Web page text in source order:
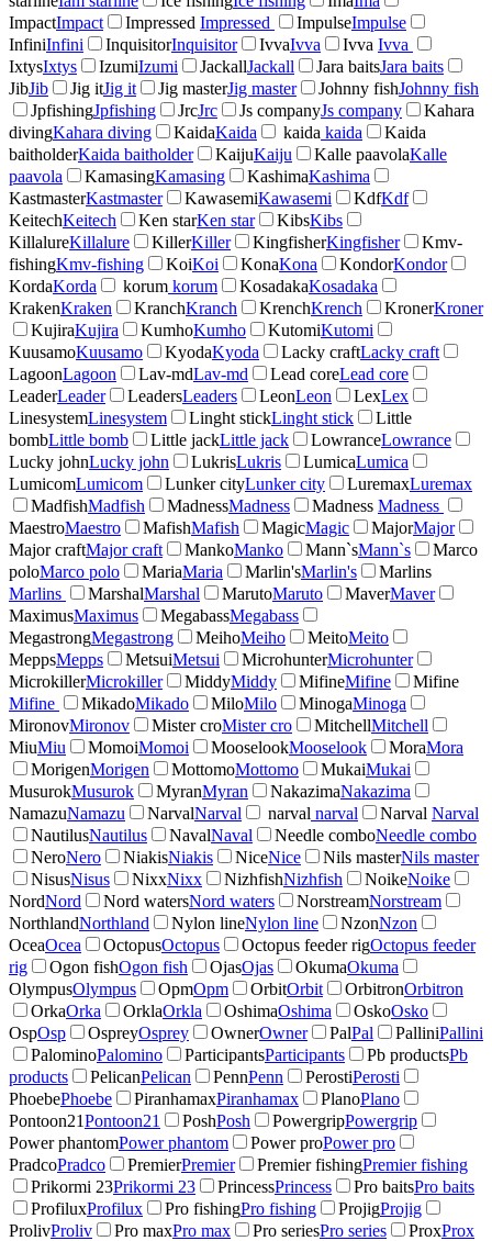
ImpactImpact Impressed Impressed ImpulseImpulse
InfiniInfini InquisitorInquisitor IvvaIvva Ivva Ivva
IxtysIxtys IzumiIzumi JackallJackall Jara baitsJara baits
JibJib Jig itJig it Jig masterJig master Johnny fishJohnny fish
JpfishingJpfishing JrcJrc Js companyJs company
Kahara
divingKahara diving KaidaKaida kaida kaida
Kaida
baitholderKaida baitholder KaijuKaiju Kalle paavolaKalle
paavola
KamasingKamasing KashimaKashima
KastmasterKastmaster KawasemiKawasemi KdfKdf
KeitechKeitech Ken starKen star KibsKibs
KillalureKillalure KillerKiller KingfisherKingfisher
Kmv-
fishingKmv-fishing KoiKoi KonaKona KondorKondor
KordaKorda korum korum KosadakaKosadaka
KrakenKraken KranchKranch KrenchKrench KronerKroner
KujiraKujira KumhoKumho KutomiKutomi
KuusamoKuusamo KyodaKyoda Lacky craftLacky craft
LagoonLagoon Lav-mdLav-md Lead coreLead core
LeaderLeader LeadersLeaders LeonLeon LexLex
LinesystemLinesystem Linght stickLinght stick
Little
bombLittle bomb Little jackLittle jack LowranceLowrance
Lucky johnLucky john LukrisLukris LumicaLumica
LumicomLumicom Lunker cityLunker city LuremaxLuremax
MadfishMadfish MadnessMadness Madness Madness
MaestroMaestro MafishMafish MagicMagic MajorMajor
Major craftMajor craft MankoManko Mann`sMann`s
Marco
poloMarco polo MariaMaria Marlin'sMarlin's
Marlins
Marlins
MarshalMarshal MarutoMaruto MaverMaver
MaximusMaximus MegabassMegabass
MegastrongMegastrong MeihoMeiho MeitoMeito
MeppsMepps MetsuiMetsui MicrohunterMicrohunter
MicrokillerMicrokiller MiddyMiddy MifineMifine
Mifine
Mifine
MikadoMikado MiloMilo MinogaMinoga
MironovMironov Mister croMister cro MitchellMitchell
MiuMiu MomoiMomoi MooselookMooselook MoraMora
MorigenMorigen MottomoMottomo MukaiMukai
MusurokMusurok MyranMyran NakazimaNakazima
NamazuNamazu NarvalNarval narval narval Narval Narval
NautilusNautilus NavalNaval Needle comboNeedle combo
NeroNero NiakisNiakis NiceNice Nils masterNils master
NisusNisus NixxNixx NizhfishNizhfish NoikeNoike
NordNord Nord watersNord waters NorstreamNorstream
NorthlandNorthland Nylon lineNylon line NzonNzon
OceaOcea OctopusOctopus Octopus feeder rigOctopus feeder
rig
Ogon fishOgon fish OjasOjas OkumaOkuma
OlympusOlympus OpmOpm OrbitOrbit OrbitronOrbitron
OrkaOrka OrklaOrkla OshimaOshima OskoOsko
OspOsp OspreyOsprey OwnerOwner PalPal PalliniPallini
PalominoPalomino ParticipantsParticipants Pb productsPb
products
PelicanPelican PennPenn PerostiPerosti
PhoebePhoebe PiranhamaxPiranhamax PlanoPlano
Pontoon21Pontoon21 PoshPosh PowergripPowergrip
Power phantomPower phantom Power proPower pro
PradcoPradco PremierPremier Premier fishingPremier fishing
Prikormi 23Prikormi 23 PrincessPrincess Pro baitsPro baits
ProfiluxProfilux Pro fishingPro fishing ProjigProjig
ProlivProliv Pro maxPro max Pro seriesPro series ProxProx